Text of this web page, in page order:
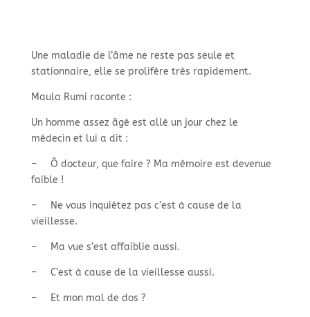
Une maladie de l’âme ne reste pas seule et
stationnaire, elle se prolifère très rapidement.
Maula Rumi raconte :
Un homme assez âgé est allé un jour chez le
médecin et lui a dit :
–Ô docteur, que faire ? Ma mémoire est devenue
faible !
–Ne vous inquiétez pas c’est à cause de la
vieillesse.
–Ma vue s’est affaiblie aussi.
–C’est à cause de la vieillesse aussi.
–Et mon mal de dos ?